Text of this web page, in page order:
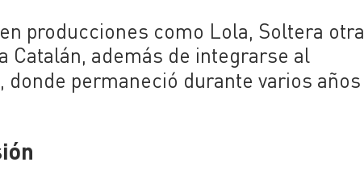
producciones como Lola, Soltera otra
Catalán, además de integrarse al
, donde permaneció durante varios años